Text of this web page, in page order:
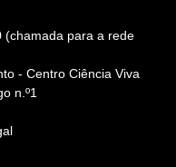
(chamada para a rede
- Centro Ciência Viva
n.º1